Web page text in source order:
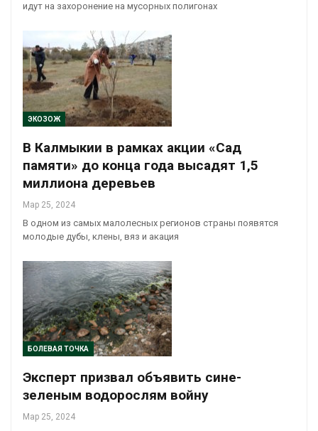
идут на захоронение на мусорных полигонах
ЭКОЗОЖ
В Калмыкии в рамках акции «Сад
памяти» до конца года высадят 1,5
миллиона деревьев
Мар 25, 2024
В одном из самых малолесных регионов страны появятся
молодые дубы, клены, вяз и акация
БОЛЕВАЯ ТОЧКА
Эксперт призвал объявить сине-
зеленым водорослям войну
Мар 25, 2024